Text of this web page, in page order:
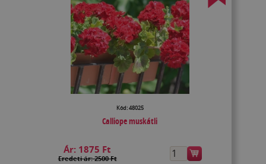
Kód: 48025
Calliope muskátli
Ár: 1875 Ft
Eredeti ár: 2500 Ft